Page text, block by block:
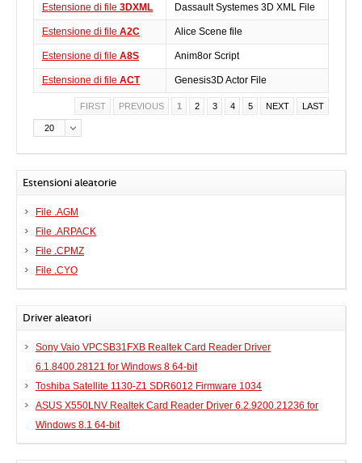
Estensione di file 3DXML Dassault Systemes 3D XML File
Estensione di file A2C Alice Scene file
Estensione di file A8S Anim8or Script
Estensione di file ACT Genesis3D Actor File
FIRST PREVIOUS 1 2 3 4 5 NEXT LAST
20
Estensioni aleatorie
File .AGM
File .ARPACK
File .CPMZ
File .CYO
Driver aleatori
Sony Vaio VPCSB31FXB Realtek Card Reader Driver
6.1.8400.28121 for Windows 8 64-bit
Toshiba Satellite 1130-Z1 SDR6012 Firmware 1034
ASUS X550LNV Realtek Card Reader Driver 6.2.9200.21236 for
Windows 8.1 64-bit